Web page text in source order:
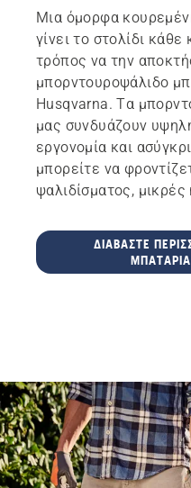
Μια όμορφα
γίνει το στολίδι
τρόπος να την
μπορντουροψάλιδο
Husqvarna. Τα
μας συνδυάζουν
εργονομία και
μπορείτε να
ψαλιδίσματος,
ΔΙΑΒΆΣΤΕ